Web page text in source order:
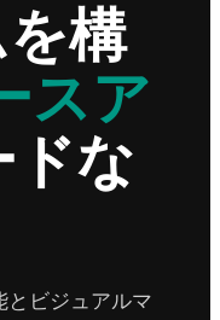
構
スア
ドな
ビジュアルマ